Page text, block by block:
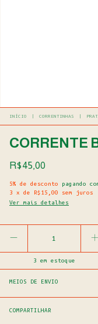
INÍCIO CORRENTINHAS
CORRENTE
R$45,00
5% de desconto pagando
3
x de R$15,00
sem juros
Ver mais detalhes
3 em estoque
MEIOS DE ENVIO
COMPARTILHAR